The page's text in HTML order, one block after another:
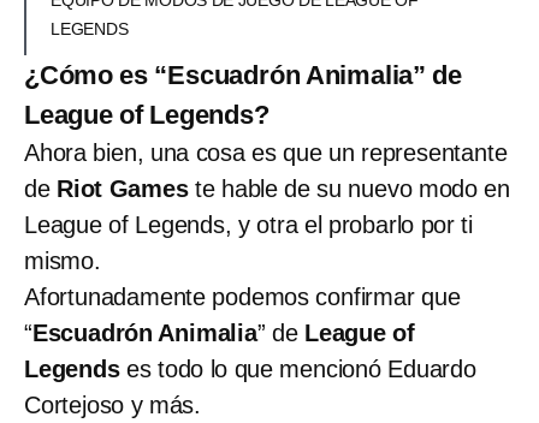
LEGENDS
¿Cómo es “Escuadrón Animalia” de
League of Legends?
Ahora bien, una cosa es que un representante
de Riot Gameste hable de su nuevo modo en
League of Legends, y otra el probarlo por ti
mismo.
Afortunadamente podemos confirmar que
“Escuadrón Animalia” de League of
Legendses todo lo que mencionó Eduardo
Cortejoso y más.